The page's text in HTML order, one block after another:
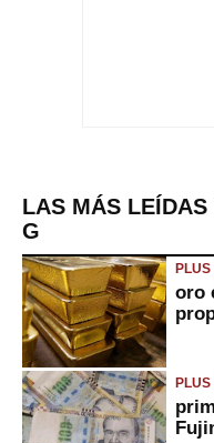
LAS MÁS LEÍDAS
G
PLUS
oro
PLUS